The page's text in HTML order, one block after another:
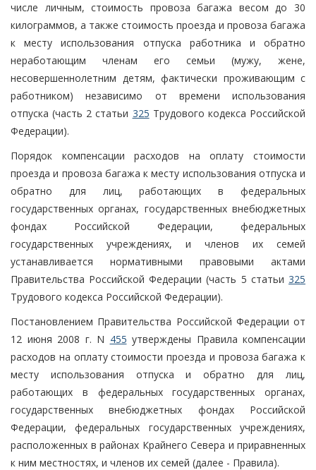
числе личным, стоимость провоза багажа весом до 30
килограммов, а также стоимость проезда и провоза багажа
к месту использования отпуска работника и обратно
неработающим членам его семьи (мужу, жене,
несовершеннолетним детям, фактически проживающим с
работником) независимо от времени использования
отпуска (часть 2 статьи 325 Трудового кодекса Российской
Федерации).
Порядок компенсации расходов на оплату стоимости
проезда и провоза багажа к месту использования отпуска и
обратно для лиц, работающих в федеральных
государственных органах, государственных внебюджетных
фондах Российской Федерации, федеральных
государственных учреждениях, и членов их семей
устанавливается нормативными правовыми актами
Правительства Российской Федерации (часть 5 статьи 325
Трудового кодекса Российской Федерации).
Постановлением Правительства Российской Федерации от
12 июня 2008 г. N 455 утверждены Правила компенсации
расходов на оплату стоимости проезда и провоза багажа к
месту использования отпуска и обратно для лиц,
работающих в федеральных государственных органах,
государственных внебюджетных фондах Российской
Федерации, федеральных государственных учреждениях,
расположенных в районах Крайнего Севера и приравненных
к ним местностях, и членов их семей (далее - Правила).